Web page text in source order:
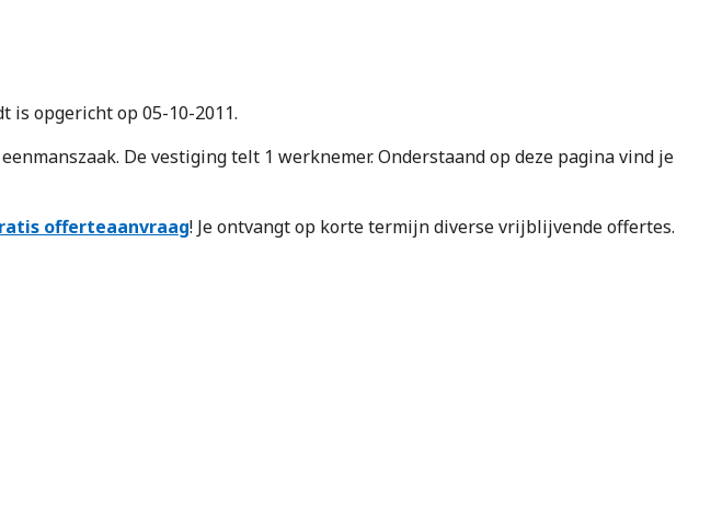
is opgericht op 05-10-2011.
De vestiging telt 1 werknemer. Onderstaand op deze pagina vind je
offerteaanvraag! Je ontvangt op korte termijn diverse vrijblijvende offertes.